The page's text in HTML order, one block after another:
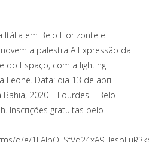
Itália em Belo Horizonte e
a palestra A Expressão da
do Espaço, com a lighting
Leone. Data: dia 13 de abril –
2020 – Lourdes – Belo
Inscrições gratuitas pelo